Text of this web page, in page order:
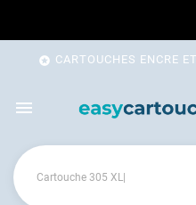
 CARTOUCHES ENCRE
